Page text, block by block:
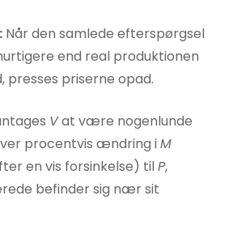
Når den samlede efterspørgsel
end real produktionen
presses priserne opad.
Vat være nogenlunde
procentvis ændring iM
en vis forsinkelse) tilP,
befinder sig nær sit